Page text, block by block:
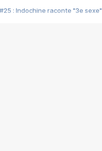
#25 : Indochine raconte "3e sexe"